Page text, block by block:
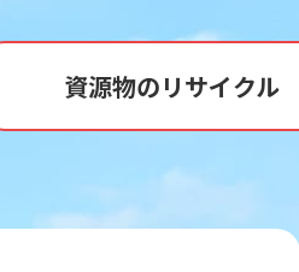
資源物のリサイクル